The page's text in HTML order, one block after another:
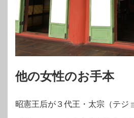
他の女性のお手本
昭憲王后が３代王・太宗（テジ